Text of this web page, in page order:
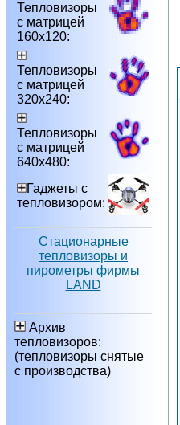
Тепловизоры
с матрицей
160х120:
Тепловизоры
с матрицей
320х240:
Тепловизоры
с матрицей
640х480:
Гаджеты с
тепловизором:
Стационарные
тепловизоры и
пирометры фирмы
LAND
Архив
тепловизоров:
(тепловизоры снятые
с производства)